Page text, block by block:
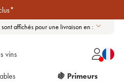
sont affichés pour une livraison en :
vins
🍇 Primeurs